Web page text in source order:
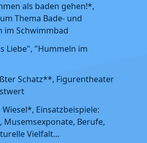
als baden gehen!*,
Thema Bade- und
im Schwimmbad
Liebe", "Hummeln im
Schatz**, Figurentheater
Einsatzbeispiele:
Musemsexponate, Berufe,
Vielfalt...